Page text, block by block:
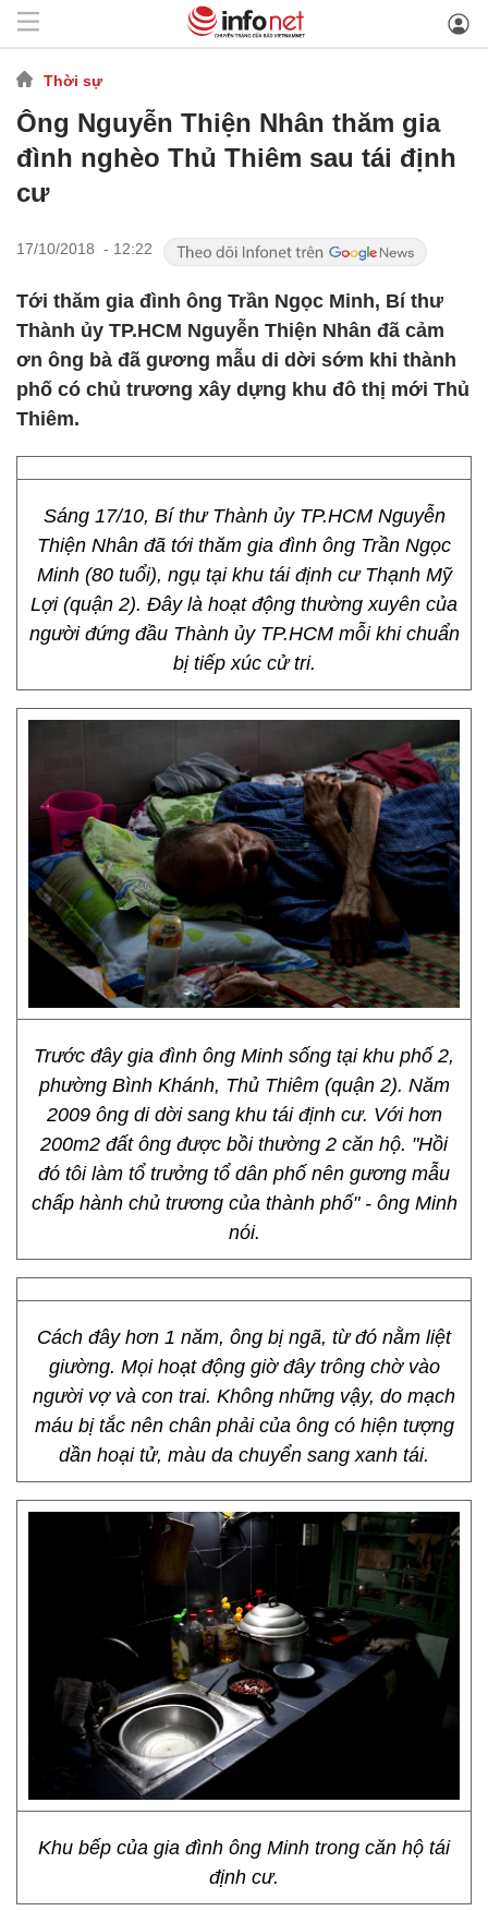
Thời sự
Ông Nguyễn Thiện Nhân thăm gia
đình nghèo Thủ Thiêm sau tái định
cư
17/10/2018 - 12:22
Tới thăm gia đình ông Trần Ngọc Minh, Bí thư
Thành ủy TP.HCM Nguyễn Thiện Nhân đã cảm
ơn ông bà đã gương mẫu di dời sớm khi thành
phố có chủ trương xây dựng khu đô thị mới Thủ
Thiêm.
Sáng 17/10, Bí thư Thành ủy TP.HCM Nguyễn
Thiện Nhân đã tới thăm gia đình ông Trần Ngọc
Minh (80 tuổi), ngụ tại khu tái định cư Thạnh Mỹ
Lợi (quận 2). Đây là hoạt động thường xuyên của
người đứng đầu Thành ủy TP.HCM mỗi khi chuẩn
bị tiếp xúc cử tri.
Trước đây gia đình ông Minh sống tại khu phố 2,
phường Bình Khánh, Thủ Thiêm (quận 2). Năm
2009 ông di dời sang khu tái định cư. Với hơn
200m2 đất ông được bồi thường 2 căn hộ. "Hồi
đó tôi làm tổ trưởng tổ dân phố nên gương mẫu
chấp hành chủ trương của thành phố" - ông Minh
nói.
Cách đây hơn 1 năm, ông bị ngã, từ đó nằm liệt
giường. Mọi hoạt động giờ đây trông chờ vào
người vợ và con trai. Không những vậy, do mạch
máu bị tắc nên chân phải của ông có hiện tượng
dần hoại tử, màu da chuyển sang xanh tái.
Khu bếp của gia đình ông Minh trong căn hộ tái
định cư.